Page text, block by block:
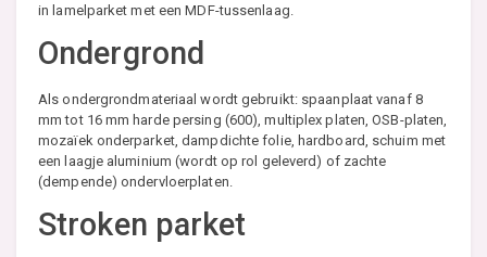
in lamelparket met een MDF-tussenlaag.
Ondergrond
Als ondergrondmateriaal wordt gebruikt: spaanplaat vanaf 8
mm tot 16 mm harde persing (600), multiplex platen, OSB-platen,
mozaïek onderparket, dampdichte folie, hardboard, schuim met
een laagje aluminium (wordt op rol geleverd) of zachte
(dempende) ondervloerplaten.
Stroken parket